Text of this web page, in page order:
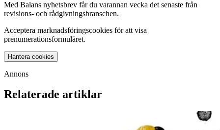
Med Balans nyhetsbrev får du varannan vecka det senaste från
revisions- och rådgivningsbranschen.
Acceptera marknadsföringscookies för att visa
prenumerationsformuläret.
Hantera cookies
Annons
Relaterade artiklar